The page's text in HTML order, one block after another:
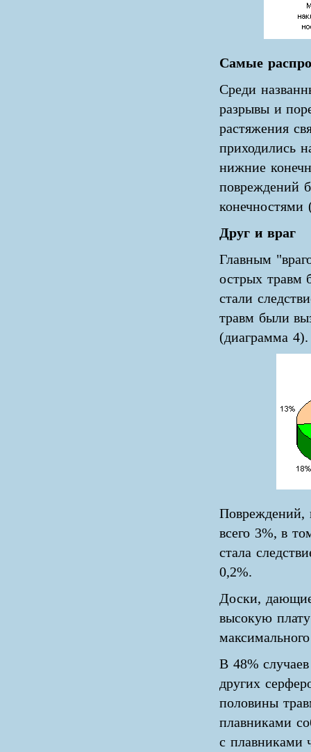
Самые
Среди
разрывы и
растяжения
приходились
нижние
повреждений
конечностями
Друг и враг
Главным
острых травм
стали
травм были
(диаграмма 4).
Повреждений,
всего 3%, в
стала
0,2%.
Доски,
высокую
В 48%
других
половины
плавниками
с плавниками